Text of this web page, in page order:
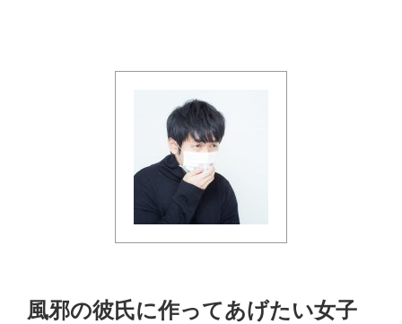
風邪の彼氏に作ってあげたい女子